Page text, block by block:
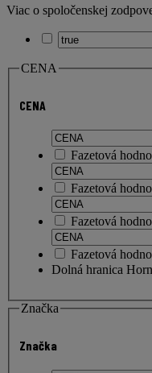
Viac o spoločenskej
CENA
CENA
Fazetová
Fazetová
Fazetová
Fazetová
Dolná hranica
Značka
Značka